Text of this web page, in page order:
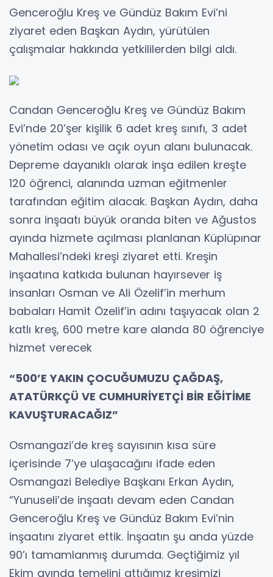
Genceroğlu Kreş ve Gündüz Bakım Evi’ni
ziyaret eden Başkan Aydın, yürütülen
çalışmalar hakkında yetkililerden bilgi aldı.
Candan Genceroğlu Kreş ve Gündüz Bakım
Evi’nde 20’şer kişilik 6 adet kreş sınıfı, 3 adet
yönetim odası ve açık oyun alanı bulunacak.
Depreme dayanıklı olarak inşa edilen kreşte
120 öğrenci, alanında uzman eğitmenler
tarafından eğitim alacak. Başkan Aydın, daha
sonra inşaatı büyük oranda biten ve Ağustos
ayında hizmete açılması planlanan Küplüpınar
Mahallesi’ndeki kreşi ziyaret etti. Kreşin
inşaatına katkıda bulunan hayırsever iş
insanları Osman ve Ali Özelif’in merhum
babaları Hamit Özelif’in adını taşıyacak olan 2
katlı kreş, 600 metre kare alanda 80 öğrenciye
hizmet verecek
“500’E YAKIN ÇOCUĞUMUZU ÇAĞDAŞ,
ATATÜRKÇÜ VE CUMHURİYETÇİ BİR EĞİTİME
KAVUŞTURACAĞIZ”
Osmangazi’de kreş sayısının kısa süre
içerisinde 7’ye ulaşacağını ifade eden
Osmangazi Belediye Başkanı Erkan Aydın,
“Yunuseli’de inşaatı devam eden Candan
Genceroğlu Kreş ve Gündüz Bakım Evi’nin
inşaatını ziyaret ettik. İnşaatın şu anda yüzde
90’ı tamamlanmış durumda. Geçtiğimiz yıl
Ekim ayında temelini attığımız kreşimizi